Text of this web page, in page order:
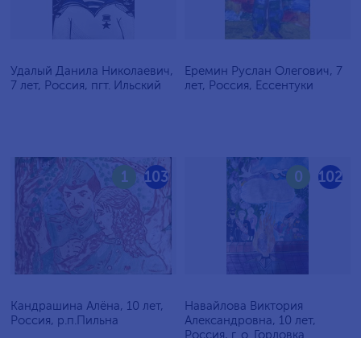
Удалый Данила Николаевич,
7 лет, Россия, пгт. Ильский
Еремин Руслан Олегович, 7
лет, Россия, Ессентуки
103
1
Кандрашина Алёна, 10 лет,
Россия, р.п.Пильна
102
0
Навайлова Виктория
Александровна, 10 лет,
Россия, г. о. Горловка